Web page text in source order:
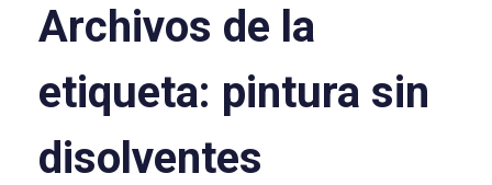
Archivos de la
etiqueta: pintura sin
disolventes